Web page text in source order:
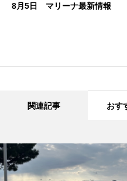
8月5日 マリーナ最新情報
関連記事 おす